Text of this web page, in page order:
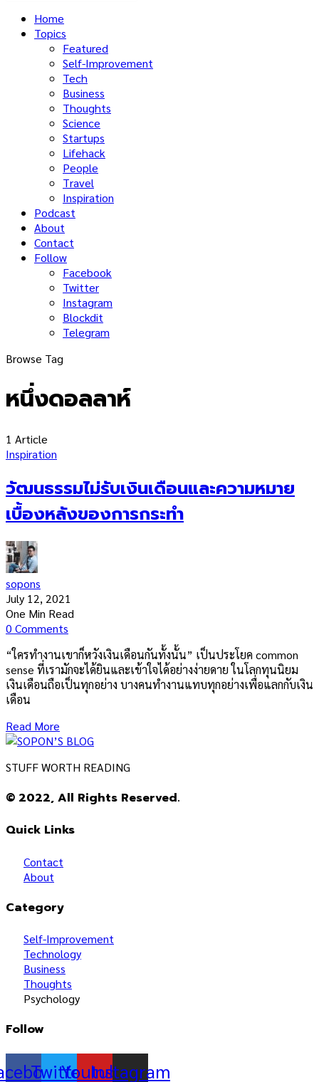
Home
Topics
Featured
Self-Improvement
Tech
Business
Thoughts
Science
Startups
Lifehack
People
Travel
Inspiration
Podcast
About
Contact
Follow
Facebook
Twitter
Instagram
Blockdit
Telegram
Browse Tag
หนึ่งดอลลาห์
1 Article
Inspiration
วัฒนธรรมไม่รับเงินเดือนและความหมาย
เบื้องหลังของการกระทำ
sopons
July 12, 2021
One Min Read
0 Comments
“ใครทำงานเขาก็หวังเงินเดือนกันทั้งนั้น” เป็นประโยค common
sense ที่เรามักจะได้ยินและเข้าใจได้อย่างง่ายดาย ในโลกทุนนิยม
เงินเดือนถือเป็นทุกอย่าง บางคนทำงานแทบทุกอย่างเพื่อแลกกับเงิน
เดือน
Read More
STUFF WORTH READING
© 2022, All Rights Reserved.
Quick Links
Contact
About
Category
Self-Improvement
Technology
Business
Thoughts
Psychology
Follow
TwitterYoutube
Instagram